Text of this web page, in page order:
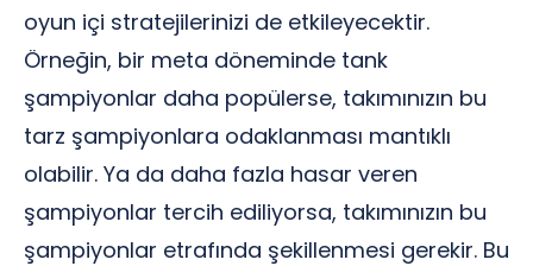
oyun içi stratejilerinizi de etkileyecektir.
Örneğin, bir meta döneminde tank
şampiyonlar daha popülerse, takımınızın bu
tarz şampiyonlara odaklanması mantıklı
olabilir. Ya da daha fazla hasar veren
şampiyonlar tercih ediliyorsa, takımınızın bu
şampiyonlar etrafında şekillenmesi gerekir. Bu